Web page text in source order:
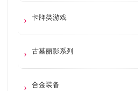
卡牌类游戏
古墓丽影系列
合金装备